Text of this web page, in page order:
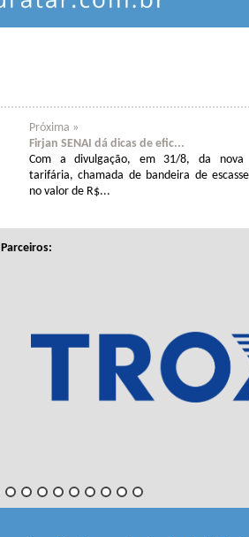
Próxima »
Firjan SENAI dá dicas de efic...
Com a divulgação, em 31/8, da nova
tarifária, chamada de bandeira de
no valor de R$...
Parceiros: